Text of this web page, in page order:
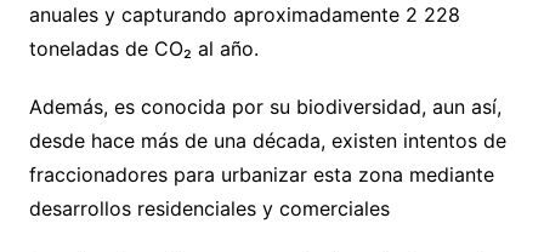
anuales y capturando aproximadamente 2 228
toneladas de CO₂ al año.
Además, es conocida por su biodiversidad, aun así,
desde hace más de una década, existen intentos de
fraccionadores para urbanizar esta zona mediante
desarrollos residenciales y comerciales